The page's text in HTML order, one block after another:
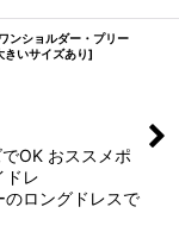
ンショルダー・プリー
いサイズあり]
OK おススメポ
ドレ
のロングドレスで